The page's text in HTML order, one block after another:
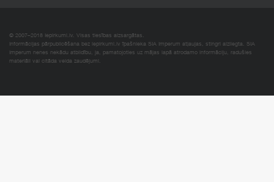
© 2007–2018 Iepirkumi.lv. Visas tiesības aizsargātas.
Informācijas pārpublicēšana bez iepirkumi.lv īpašnieka SIA Imperum atļaujas, stingri aizliegta. SIA
Imperum nenes nekādu atbildību, ja, pamatojoties uz mājas lapā atrodamo informāciju, radušies
materiāli vai citāda veida zaudējumi.